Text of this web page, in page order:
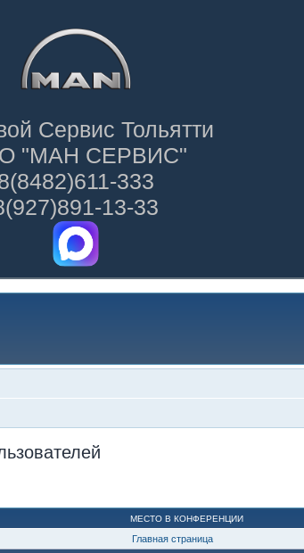
Сервис Тольятти
"МАН СЕРВИС"
333
13-33
МЕСТО В КОНФЕРЕНЦИИ
Главная страница